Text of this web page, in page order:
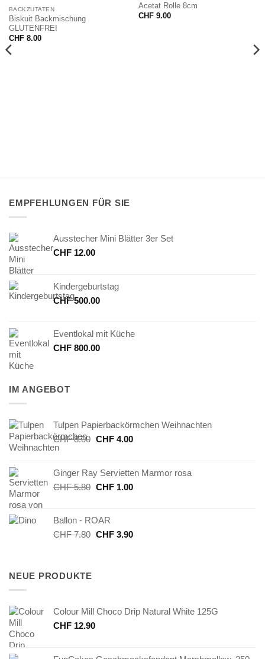
BACKZUTATEN
Biskuit Backmischung
GLUTENFREI
CHF8.00
Acetat Rolle 8cm
CHF9.00
EMPFEHLUNGEN FÜR SIE
Ausstecher Mini Blätter 3er Set
CHF 12.00
Kindergeburtstag
CHF500.00
Eventlokal mit Küche
CHF 800.00
IM ANGEBOT
Tulpen Papierbackörmchen Weihnachten
CHF8.00 Ursprünglicher
CHF 8.00
CHF4.00Aktueller
CHF 4.00.
Ginger Ray Servietten Marmor rosa
CHF5.80 Ursprünglicher
CHF 5.80
CHF1.00Aktueller
Ballon - ROAR
CHF7.80 Ursprünglicher
CHF3.90Aktueller
NEUE PRODUKTE
Colour Mill Choco Drip Natural White 125G
CHF 12.90